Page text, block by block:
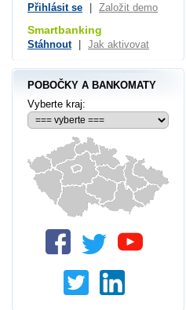
Přihlásit se Založit demo
Smartbanking
Stáhnout Jak aktivovat
POBOČKY A BANKOMATY
Vyberte kraj: